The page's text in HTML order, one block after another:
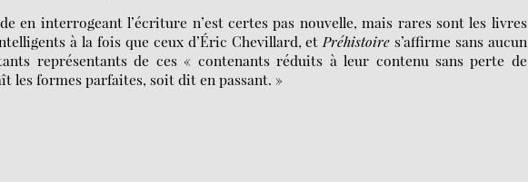
en interrogeant l’écriture n’est certes pas nouvelle, mais rares sont les livres
à la fois que ceux d’Éric Chevillard, et Préhistoire s’affirme sans aucun
représentants de ces « contenants réduits à leur contenu sans perte de
les formes parfaites, soit dit en passant. »